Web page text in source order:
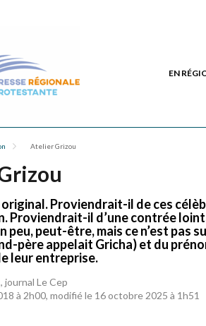
EN
Atelier Grizou
Proviendrait-il de ces
Proviendrait-il d’une contrée
peu, peut-être, mais ce n’est
père appelait Gricha) et du
leur entreprise.
journal Le Cep
à 2h00, modifié le 16 octobre 2025 à 1h51